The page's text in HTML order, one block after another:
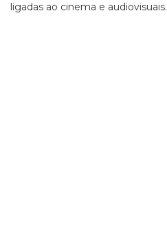
ligadas ao cinema e audiovisuais.